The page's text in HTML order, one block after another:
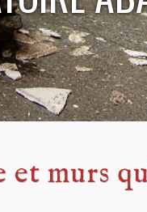
et murs